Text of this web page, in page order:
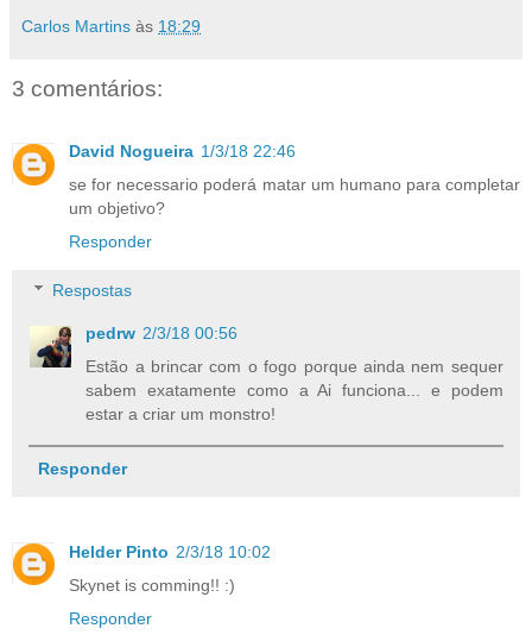
Carlos Martins às 18:29
3 comentários:
David Nogueira 1/3/18 22:46
se for necessario poderá matar um humano para completar
um objetivo?
Responder
Respostas
pedrw 2/3/18 00:56
Estão a brincar com o fogo porque ainda nem sequer
sabem exatamente como a Ai funciona... e podem
estar a criar um monstro!
Responder
Helder Pinto 2/3/18 10:02
Skynet is comming!! :)
Responder